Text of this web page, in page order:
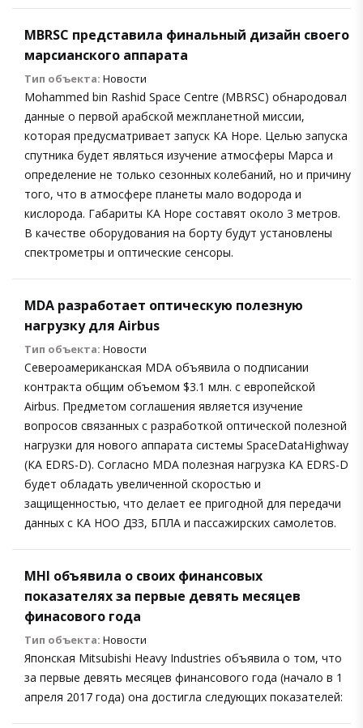
MBRSC представила финальный дизайн своего
марсианского аппарата
Тип объекта: Новости
Mohammed bin Rashid Space Centre (MBRSC) обнародовал
данные о первой арабской межпланетной миссии,
которая предусматривает запуск КА Hope. Целью запуска
спутника будет являться изучение атмосферы Марса и
определение не только сезонных колебаний, но и причину
того, что в атмосфере планеты мало водорода и
кислорода. Габариты КА Hope составят около 3 метров.
В качестве оборудования на борту будут установлены
спектрометры и оптические сенсоры.
MDA разработает оптическую полезную
нагрузку для Airbus
Тип объекта: Новости
Североамериканская MDA объявила о подписании
контракта общим объемом $3.1 млн. с европейской
Airbus. Предметом соглашения является изучение
вопросов связанных с разработкой оптической полезной
нагрузки для нового аппарата системы SpaceDataHighway
(КА EDRS-D). Согласно MDA полезная нагрузка КА EDRS-D
будет обладать увеличенной скоростью и
защищенностью, что делает ее пригодной для передачи
данных с КА НОО ДЗЗ, БПЛА и пассажирских самолетов.
MHI объявила о своих финансовых
показателях за первые девять месяцев
финасового года
Тип объекта: Новости
Японская Mitsubishi Heavy Industries объявила о том, что
за первые девять месяцев финансового года (начало в 1
апреля 2017 года) она достигла следующих показателей: